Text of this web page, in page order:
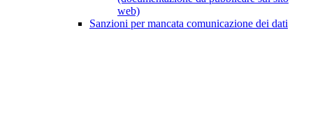
web)
Sanzioni per mancata comunicazione dei dati